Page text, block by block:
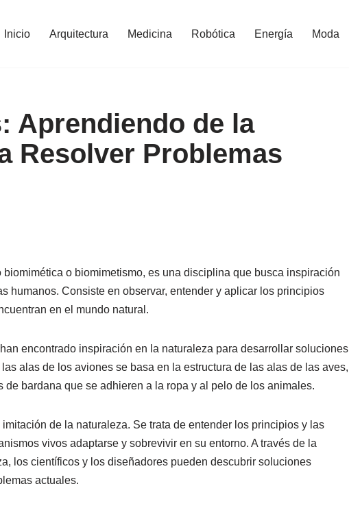
Inicio Arquitectura Medicina Robótica Energía Moda
Aprendiendo de la
Resolver Problemas
o biomimetismo, es una disciplina que busca inspiración
humanos. Consiste en observar, entender y aplicar los principios
en el mundo natural.
encontrado inspiración en la naturaleza para desarrollar soluciones
alas de los aviones se basa en la estructura de las alas de las aves,
bardana que se adhieren a la ropa y al pelo de los animales.
de la naturaleza. Se trata de entender los principios y las
vivos adaptarse y sobrevivir en su entorno. A través de la
los científicos y los diseñadores pueden descubrir soluciones
actuales.